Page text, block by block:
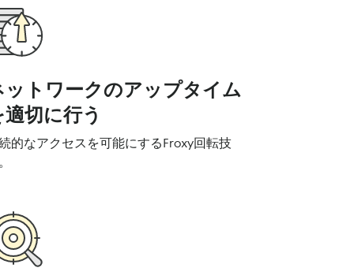
ットワークのアップタイム
切に行う
的なアクセスを可能にするFroxy回転技